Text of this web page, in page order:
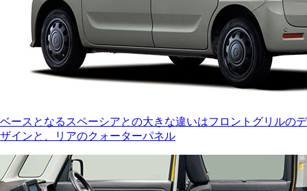
ベースとなるスペーシアとの大きな違いはフロントグリルのデ
ザインと、リアのクォーターパネル